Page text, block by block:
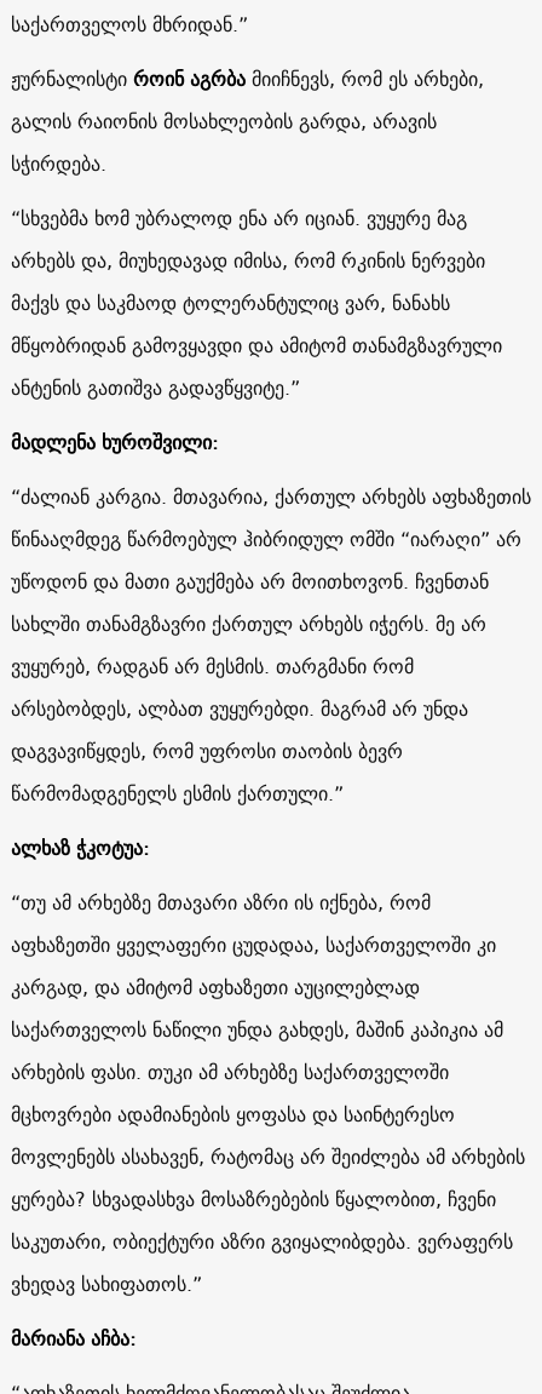
საქართველოს მხრიდან.”
ჟურნალისტიროინ აგრბამიიჩნევს, რომ ეს არხები,
გალის რაიონის მოსახლეობის გარდა, არავის
სჭირდება.
“სხვებმა ხომ უბრალოდ ენა არ იციან. ვუყურე მაგ
არხებს და, მიუხედავად იმისა, რომ რკინის ნერვები
მაქვს და საკმაოდ ტოლერანტულიც ვარ, ნანახს
მწყობრიდან გამოვყავდი და ამიტომ თანამგზავრული
ანტენის გათიშვა გადავწყვიტე.”
მადლენა ხუროშვილი:
“ძალიან კარგია. მთავარია, ქართულ არხებს აფხაზეთის
წინააღმდეგ წარმოებულ ჰიბრიდულ ომში “იარაღი” არ
უწოდონ და მათი გაუქმება არ მოითხოვონ. ჩვენთან
სახლში თანამგზავრი ქართულ არხებს იჭერს. მე არ
ვუყურებ, რადგან არ მესმის. თარგმანი რომ
არსებობდეს, ალბათ ვუყურებდი. მაგრამ არ უნდა
დაგვავიწყდეს, რომ უფროსი თაობის ბევრ
წარმომადგენელს ესმის ქართული.”
ალხაზ ჭკოტუა:
“თუ ამ არხებზე მთავარი აზრი ის იქნება, რომ
აფხაზეთში ყველაფერი ცუდადაა, საქართველოში კი
კარგად, და ამიტომ აფხაზეთი აუცილებლად
საქართველოს ნაწილი უნდა გახდეს, მაშინ კაპიკია ამ
არხების ფასი. თუკი ამ არხებზე საქართველოში
მცხოვრები ადამიანების ყოფასა და საინტერესო
მოვლენებს ასახავენ, რატომაც არ შეიძლება ამ არხების
ყურება? სხვადასხვა მოსაზრებების წყალობით, ჩვენი
საკუთარი, ობიექტური აზრი გვიყალიბდება. ვერაფერს
ვხედავ სახიფათოს.”
მარიანა აჩბა: